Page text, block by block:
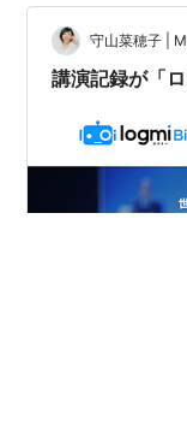
全ておすすめ構
は上記以外にル
ント期間中継続
守山菜穂子 |
講演記録が「